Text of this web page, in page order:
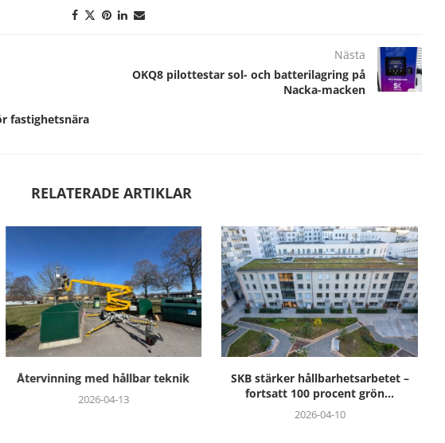
fastighetsnära
Nästa
OKQ8 pilottestar sol- och batterilagring på
Nacka-macken
RELATERADE ARTIKLAR
SKB stärker hållbarhetsarbetet –
fortsatt 100 procent grön...
Pantjätte driver hållbar tillväxt
med AI – visar...
2025-06-17